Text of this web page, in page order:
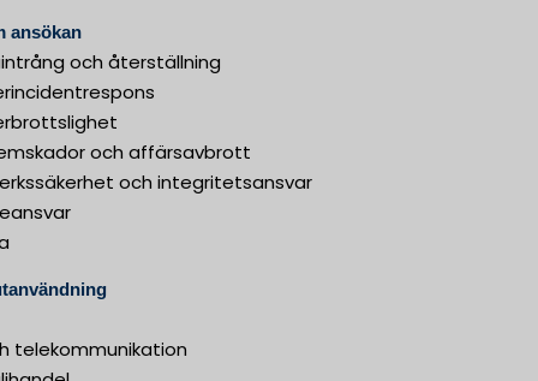
ansökan
och återställning
och affärsavbrott
och integritetsansvar
telekommunikation